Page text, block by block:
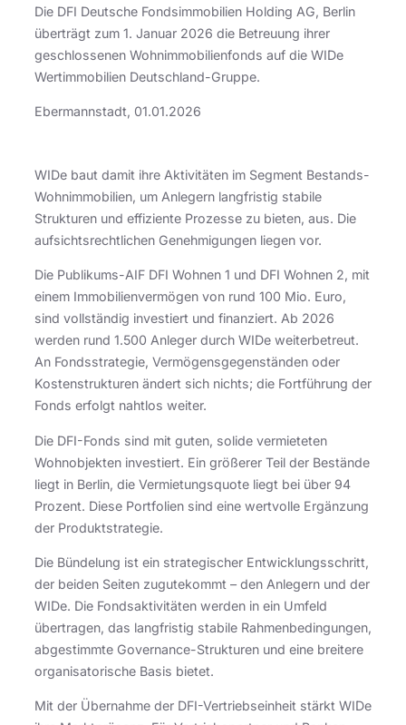
Die DFI Deutsche Fondsimmobilien Holding AG, Berlin
überträgt zum 1. Januar 2026 die Betreuung ihrer
geschlossenen Wohnimmobilienfonds auf die WIDe
Wertimmobilien Deutschland-Gruppe.
Ebermannstadt, 01.01.2026
WIDe baut damit ihre Aktivitäten im Segment Bestands-
Wohnimmobilien, um Anlegern langfristig stabile
Strukturen und effiziente Prozesse zu bieten, aus. Die
aufsichtsrechtlichen Genehmigungen liegen vor.
Die Publikums-AIF DFI Wohnen 1 und DFI Wohnen 2, mit
einem Immobilienvermögen von rund 100 Mio. Euro,
sind vollständig investiert und finanziert. Ab 2026
werden rund 1.500 Anleger durch WIDe weiterbetreut.
An Fondsstrategie, Vermögensgegenständen oder
Kostenstrukturen ändert sich nichts; die Fortführung der
Fonds erfolgt nahtlos weiter.
Die DFI-Fonds sind mit guten, solide vermieteten
Wohnobjekten investiert. Ein größerer Teil der Bestände
liegt in Berlin, die Vermietungsquote liegt bei über 94
Prozent. Diese Portfolien sind eine wertvolle Ergänzung
der Produktstrategie.
Die Bündelung ist ein strategischer Entwicklungsschritt,
der beiden Seiten zugutekommt – den Anlegern und der
WIDe. Die Fondsaktivitäten werden in ein Umfeld
übertragen, das langfristig stabile Rahmenbedingungen,
abgestimmte Governance-Strukturen und eine breitere
organisatorische Basis bietet.
Mit der Übernahme der DFI-Vertriebseinheit stärkt WIDe